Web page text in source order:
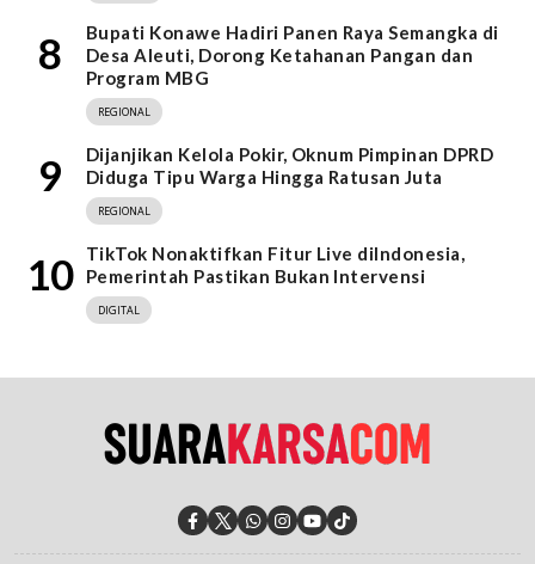
8
Bupati Konawe Hadiri Panen Raya Semangka di
Desa Aleuti, Dorong Ketahanan Pangan dan
Program MBG
REGIONAL
9
Dijanjikan Kelola Pokir, Oknum Pimpinan DPRD
Diduga Tipu Warga Hingga Ratusan Juta
REGIONAL
10
TikTok Nonaktifkan Fitur Live diIndonesia,
Pemerintah Pastikan Bukan Intervensi
DIGITAL